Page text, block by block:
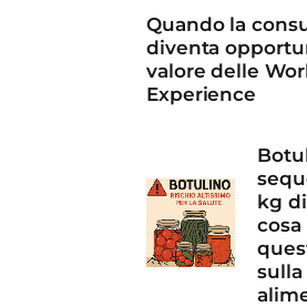
Quando la
diventa
valore delle
Experience
kg
cosa
sulla